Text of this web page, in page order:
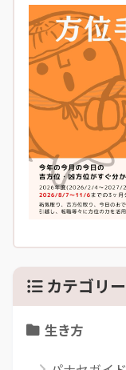
カテゴリー
生き方